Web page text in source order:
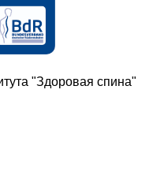
"Здоровая спина"